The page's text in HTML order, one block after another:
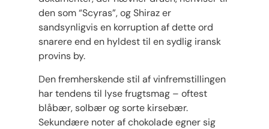
den som “Scyras”, og Shiraz er
sandsynligvis en korruption af dette ord
snarere end en hyldest til en sydlig iransk
provins by.
Den fremherskende stil af vinfremstillingen
har tendens til lyse frugtsmag – oftest
blåbær, solbær og sorte kirsebær.
Sekundære noter af chokolade egner sig